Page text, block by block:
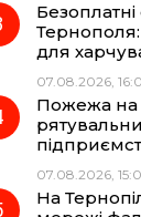
Тернополя:
для
07.08.2026,
Пожежа на
07.08.2026,
На